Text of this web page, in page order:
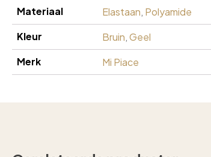
Materiaal Elastaan, Polyamide
Kleur
Bruin,Geel
Merk
Mi Piace